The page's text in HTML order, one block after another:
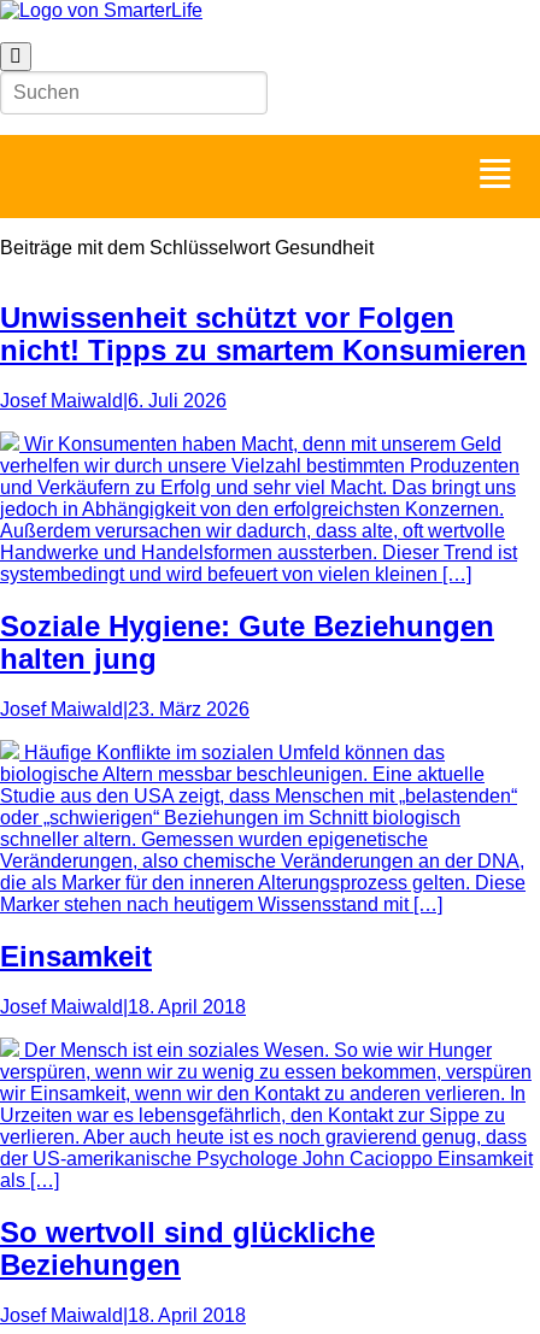
Beiträge mit dem SchlüsselwortGesundheit
Unwissenheit schützt vor Folgen
nicht! Tipps zu smartem Konsumieren
Josef Maiwald 6. Juli 2026
Wir Konsumenten haben Macht, denn mit unserem Geld
verhelfen wir durch unsere Vielzahl bestimmten Produzenten
und Verkäufern zu Erfolg und sehr viel Macht. Das bringt uns
jedoch in Abhängigkeit von den erfolgreichsten Konzernen.
Außerdem verursachen wir dadurch, dass alte, oft wertvolle
Handwerke und Handelsformen aussterben. Dieser Trend ist
systembedingt und wird befeuert von vielen kleinen […]
Soziale Hygiene: Gute Beziehungen
halten jung
Josef Maiwald 23. März 2026
Häufige Konflikte im sozialen Umfeld können das
biologische Altern messbar beschleunigen. Eine aktuelle
Studie aus den USA zeigt, dass Menschen mit „belastenden“
oder „schwierigen“ Beziehungen im Schnitt biologisch
schneller altern. Gemessen wurden epigenetische
Veränderungen, also chemische Veränderungen an der DNA,
die als Marker für den inneren Alterungsprozess gelten. Diese
Marker stehen nach heutigem Wissensstand mit […]
Einsamkeit
Josef Maiwald 18. April 2018
Der Mensch ist ein soziales Wesen. So wie wir Hunger
verspüren, wenn wir zu wenig zu essen bekommen, verspüren
wir Einsamkeit, wenn wir den Kontakt zu anderen verlieren. In
Urzeiten war es lebensgefährlich, den Kontakt zur Sippe zu
verlieren. Aber auch heute ist es noch gravierend genug, dass
der US-amerikanische Psychologe John Cacioppo Einsamkeit
als […]
So wertvoll sind glückliche
Beziehungen
Josef Maiwald 18. April 2018